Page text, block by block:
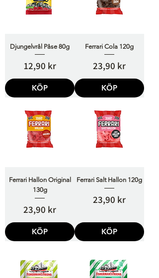
Djungelvrål Påse 80g
Pris
12,90 kr
KÖP
Ferrari Cola 120g
Pris
23,90 kr
KÖP
Ferrari Hallon Original
130g
Pris
23,90 kr
KÖP
Ferrari Salt Hallon 120g
Pris
23,90 kr
KÖP